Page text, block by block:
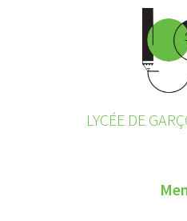
LYCÉE DE